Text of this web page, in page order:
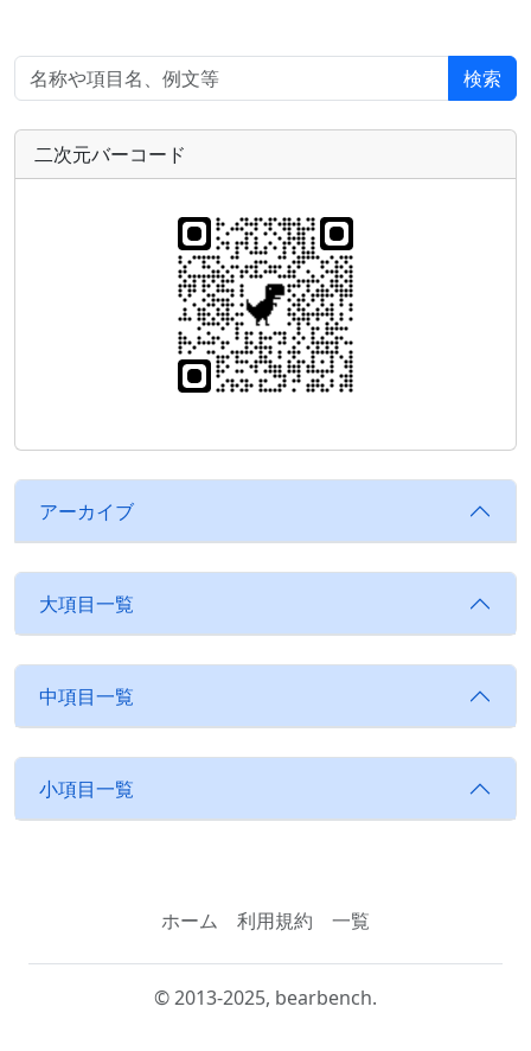
検索
二次元バーコード
アーカイブ
大項目一覧
中項目一覧
小項目一覧
ホーム 利用規約 一覧
© 2013-2025, bearbench.